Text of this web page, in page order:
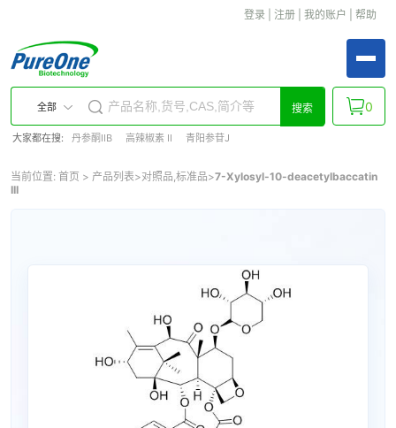
登录 注册 我的账户 帮助
全部 搜索
大家都在搜: 丹参酮IIB 高辣椒素 II 青阳参苷J
0
当前位置: 首页 > 产品列表>对照品,标准品>7-Xylosyl-10-deacetylbaccatin
III